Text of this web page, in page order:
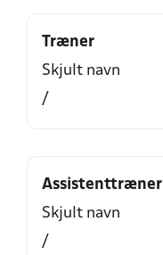
Træner
Skjult navn
/
Assistenttræner
Skjult navn
/